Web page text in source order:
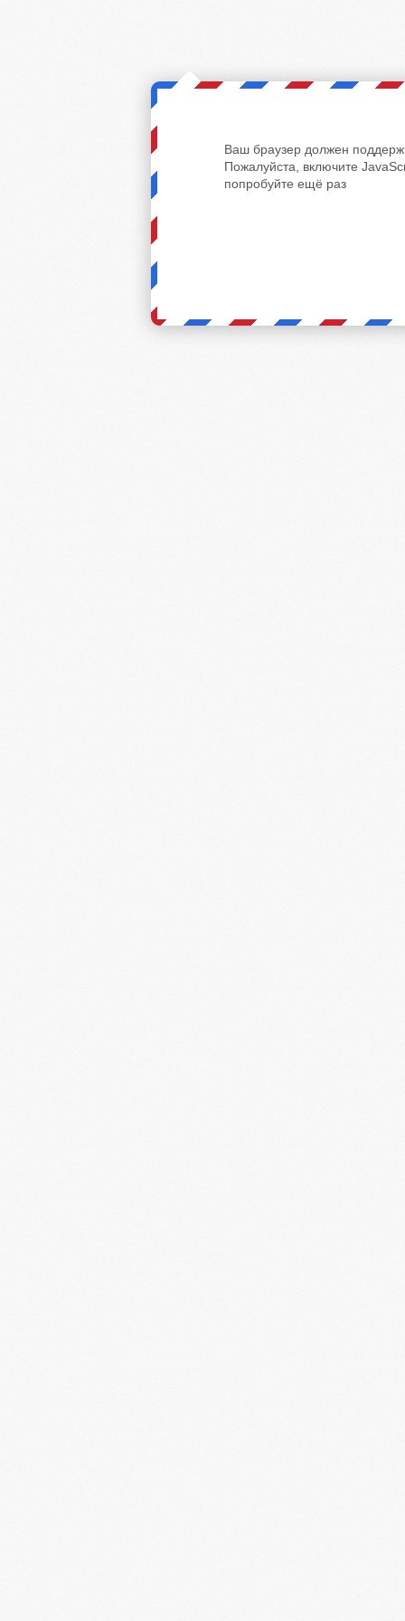
Ваш браузер должен
Пожалуйста, включите
попробуйте ещё раз